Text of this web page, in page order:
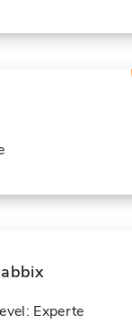
Experte